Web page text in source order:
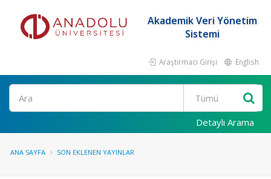
Akademik Veri Yönetim
Sistemi
Araştırmacı Girişi English
Ara
Detaylı Arama
ANA SAYFA SON EKLENEN YAYINLAR